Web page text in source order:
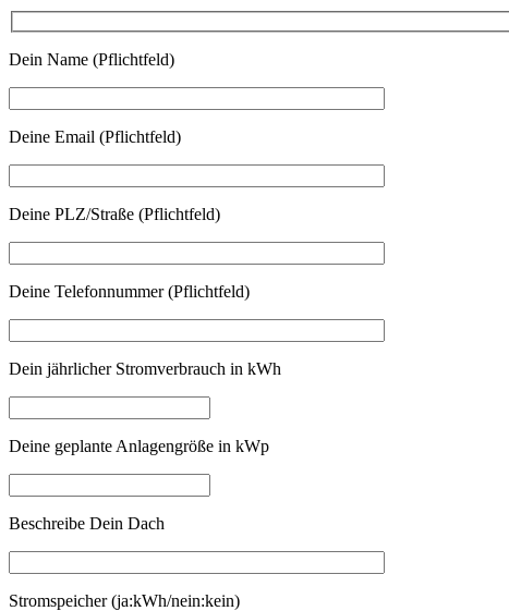
Dein Name (Pflichtfeld)
Deine Email (Pflichtfeld)
Deine PLZ/Straße (Pflichtfeld)
Deine Telefonnummer (Pflichtfeld)
Dein jährlicher Stromverbrauch in kWh
Deine geplante Anlagengröße in kWp
Beschreibe Dein Dach
Stromspeicher (ja:kWh/nein:kein)